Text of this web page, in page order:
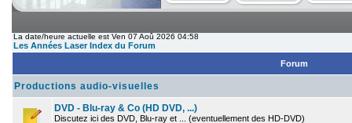
La date/heure actuelle est Ven 07 Aoû 2026 04:58
Les Années Laser Index du Forum
Forum
Productions audio-visuelles
DVD - Blu-ray & Co (HD DVD, ...)
Discutez ici des DVD, Blu-ray et ... (eventuellement des HD-DVD)